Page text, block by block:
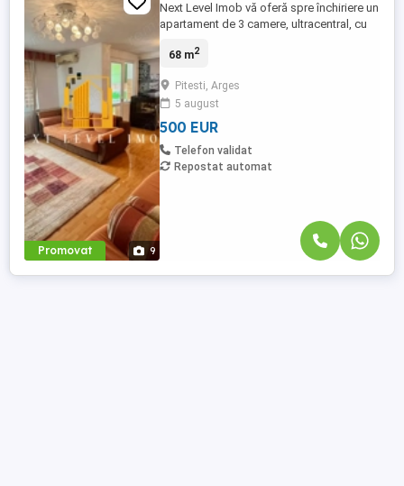
Promovat 9
Next Level Imob vă oferă spre închiriere un
apartament de 3 camere, ultracentral, cu
Apartamentul este complet mobilat și
68 m2
Pitesti, Arges
5 august
500 EUR
Telefon validat
Repostat automat